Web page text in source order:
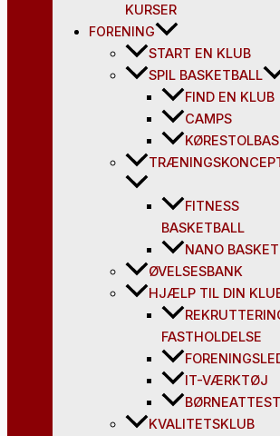
KURSER
FORENING
START EN KLUB
SPIL BASKETBALL
FIND EN KLUB
CAMPS
FITNESS
BASKETBALL
NANO BASKET
ØVELSESBANK
HJÆLP TIL DIN
FASTHOLDELSE
IT-VÆRKTØJ
KVALITETSKLUB